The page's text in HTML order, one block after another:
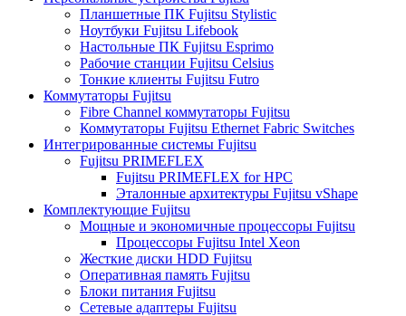
Планшетные ПК Fujitsu Stylistic
Ноутбуки Fujitsu Lifebook
Настольные ПК Fujitsu Esprimo
Рабочие станции Fujitsu Celsius
Тонкие клиенты Fujitsu Futro
Коммутаторы Fujitsu
Fibre Channel коммутаторы Fujitsu
Коммутаторы Fujitsu Ethernet Fabric Switches
Интегрированные системы Fujitsu
Fujitsu PRIMEFLEX
Fujitsu PRIMEFLEX for HPC
Эталонные архитектуры Fujitsu vShape
Комплектующие Fujitsu
Мощные и экономичные процессоры Fujitsu
Процессоры Fujitsu Intel Xeon
Жесткие диски HDD Fujitsu
Оперативная память Fujitsu
Блоки питания Fujitsu
Сетевые адаптеры Fujitsu